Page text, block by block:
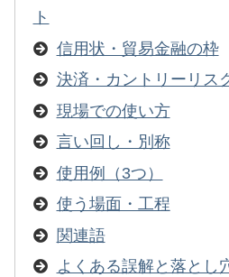
ト
信用状・貿易金融の枠
決済・カントリーリス
現場での使い方
言い回し・別称
使用例（3つ）
使う場面・工程
関連語
よくある誤解と落とし